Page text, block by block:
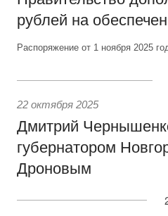
рублей на
Распоряжение от 1 ноября 2025
22 октября 2025
Дмитрий
губернатором
Дроновым